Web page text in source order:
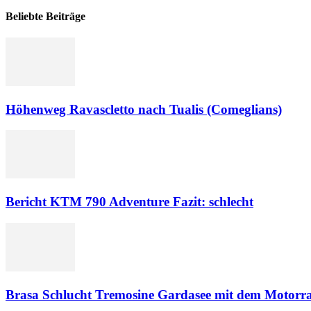
Beliebte Beiträge
Höhenweg Ravascletto nach Tualis (Comeglians)
Bericht KTM 790 Adventure Fazit: schlecht
Brasa Schlucht Tremosine Gardasee mit dem